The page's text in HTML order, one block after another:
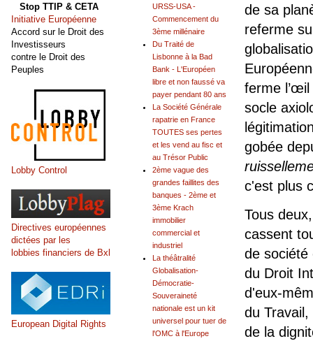
de sa
referme
ferme
socle
gobée
c'est plus
Tous
cassent
de société
du Droit
d'eux-
du
de la
URSS-USA -
Commencement du
3ème millénaire
Du Traité de
Lisbonne à la Bad
Bank - L'Européen
libre et non faussé va
payer pendant 80 ans
La Société Générale
rapatrie en France
TOUTES ses pertes
et les vend au fisc et
au Trésor Public
2ème vague des
grandes faillites des
banques - 2ème et
3ème Krach
immobilier
commercial et
industriel
La théâtralité
Globalisation-
Démocratie-
Souveraineté
nationale est un kit
universel pour tuer de
l'OMC à l'Europe
Stop TTIP & CETA
Initiative Européenne
Accord sur le Droit des
Investisseurs
contre le Droit des
Peuples
Lobby Control
Directives européennes
dictées par les
lobbies financiers de Bxl
European Digital Rights